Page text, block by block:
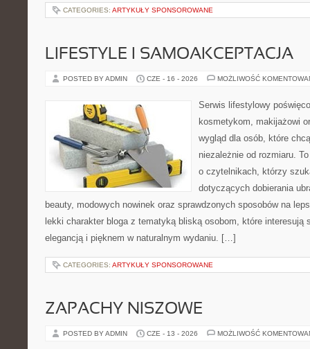
CATEGORIES: ARTYKUŁY SPONSOROWANE
LIFESTYLE I SAMOAKCEPTACJA
POSTED BY ADMIN CZE - 16 - 2026 MOŻLIWOŚĆ
Serwis lifestylowy
kosmetykom, makijażowi
wygląd dla osób, które
niezależnie od rozmiaru.
o czytelnikach, którzy
dotyczących dobierania
beauty, modowych nowinek oraz sprawdzonych sposobów na
lekki charakter bloga z tematyką bliską osobom, które interesują
elegancją i pięknem w naturalnym wydaniu. […]
CATEGORIES: ARTYKUŁY SPONSOROWANE
ZAPACHY NISZOWE
POSTED BY ADMIN CZE - 13 - 2026 MOŻLIWOŚĆ